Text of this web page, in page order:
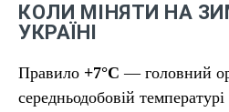
КОЛИ МІНЯТИ НА
УКРАЇНІ
Правило +7°C — головний
середньодобовій